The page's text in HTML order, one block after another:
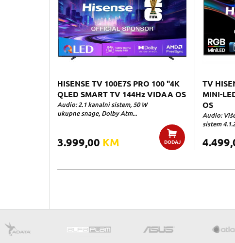
HISENSE TV 100E7S PRO 100 "4K
QLED SMART TV 144Hz VIDAA OS
Audio: 2.1 kanalni sistem, 50 W
ukupne snage, Dolby Atm...
3.999,00 KM DODAJ
TV
MINI-
OS
Audio:
sistem